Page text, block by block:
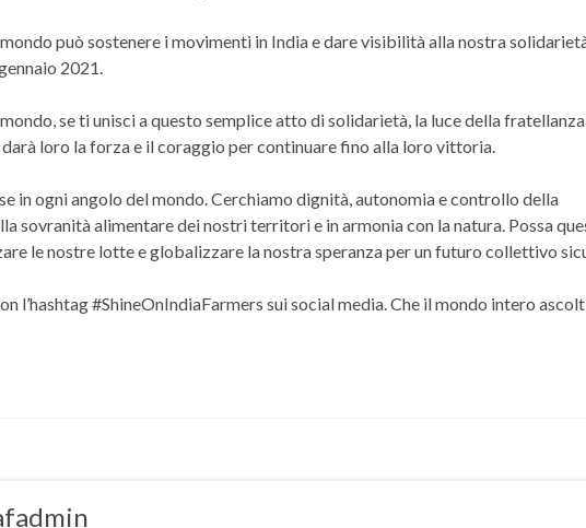
può sostenere i movimenti in India e dare visibilità alla nostra
2021.
se ti unisci a questo semplice atto di solidarietà, la luce della fratellanza
loro la forza e il coraggio per continuare fino alla loro vittoria.
in ogni angolo del mondo. Cerchiamo dignità, autonomia e controllo della
sovranità alimentare dei nostri territori e in armonia con la natura. Possa
le nostre lotte e globalizzare la nostra speranza per un futuro collettivo
l’hashtag #ShineOnIndiaFarmers sui social media. Che il mondo intero